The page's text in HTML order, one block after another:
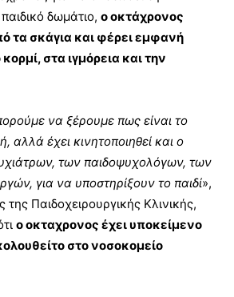
δωμάτιο, ο οκτάχρονος
τα σκάγια και φέρει εμφανή
στα ιγμόρεια και την
να ξέρουμε πως είναι το
αλλά έχει κινητοποιηθεί και ο
των παιδοψυχολόγων, των
για να υποστηρίξουν το παιδί»,
της Παιδοχειρουργικής Κλινικής,
ο οκταχρονος έχει υποκείμενο
στο νοσοκομείο